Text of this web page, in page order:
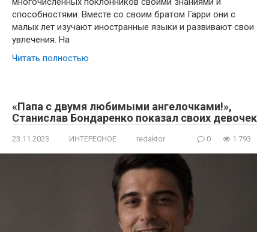
способностями. Вместе со своим братом Гарри они с
малых лет изучают иностранные языки и развивают свои
увлечения. На
Читать полностью
«Папа с двумя любимыми ангелочками!»,
Станислав Бондаренко показал своих девочек
23.11.2023 ИНТЕРЕСНОЕ redaktor 0 1 793